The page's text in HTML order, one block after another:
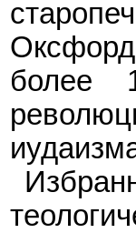
более